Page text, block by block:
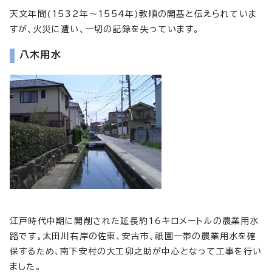
天文年間(1532年～1554年)教順の開基と伝えられていま
すが、火災に遭い、一切の記録を失っています。
八木用水
江戸時代中期に開削された延長約16キロメートルの農業用水
路です。太田川右岸の佐東、安古市、祇園一帯の農業用水を確
保するため、南下安村の大工卯之助が中心となって工事を行い
ました。